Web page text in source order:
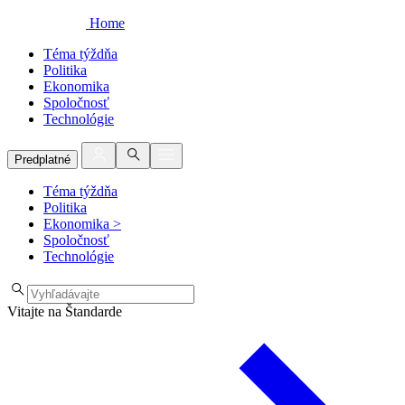
Home
Téma týždňa
Politika
Ekonomika
Spoločnosť
Technológie
Predplatné
Téma týždňa
Politika
Ekonomika >
Spoločnosť
Technológie
Vitajte na Štandarde